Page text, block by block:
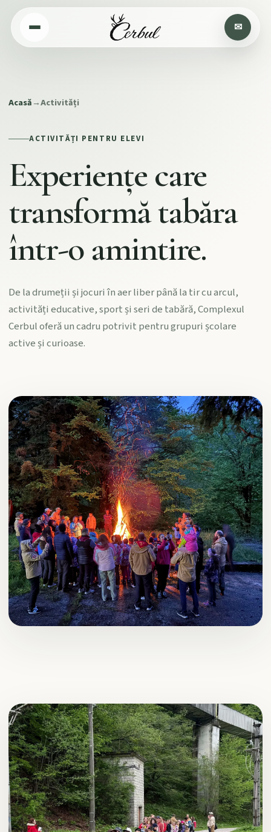
Acasă→Activități
ACTIVITĂȚI PENTRU ELEVI
Experiențe care
transformă tabăra
într-o amintire.
De la drumeții și jocuri în aer liber până la tir cu arcul,
activități educative, sport și seri de tabără, Complexul
Cerbul oferă un cadru potrivit pentru grupuri școlare
active și curioase.